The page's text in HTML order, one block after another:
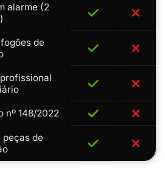
alarme (2
de
nº 148/2022
peças de